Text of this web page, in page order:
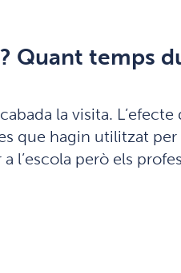
Quant temps
la visita.
que hagin utilitzat
l’escola però els